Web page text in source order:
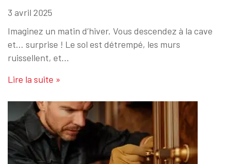
3 avril 2025
Imaginez un matin d’hiver. Vous descendez à la cave
et… surprise ! Le sol est détrempé, les murs
ruissellent, et…
Lire la suite »